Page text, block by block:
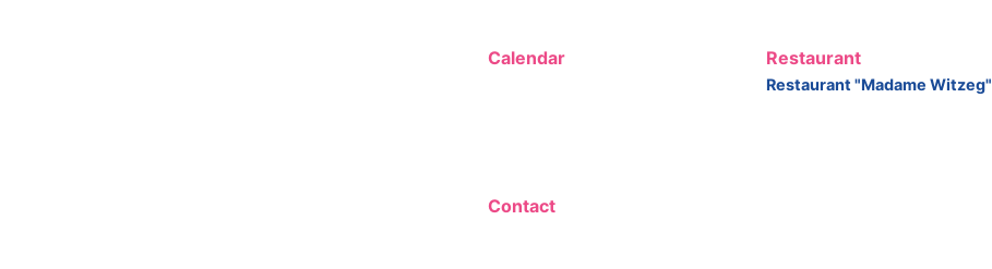
Calendar Restaurant
Restaurant "Madame Witzeg"
Contact